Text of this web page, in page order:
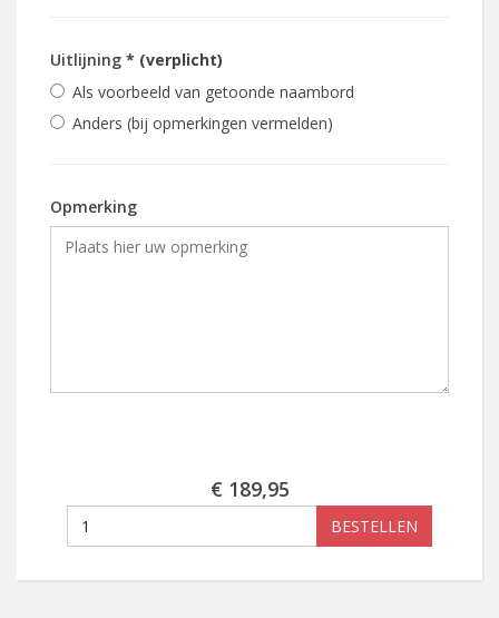
Uitlijning * (verplicht)
Als voorbeeld van getoonde naambord
Anders (bij opmerkingen vermelden)
Opmerking
€ 189,95
BESTELLEN